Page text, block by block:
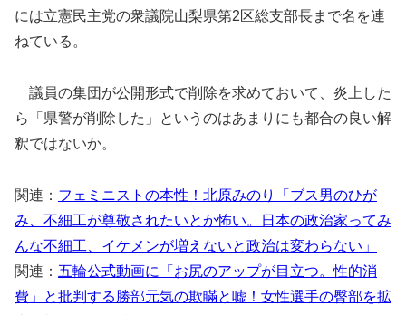
には立憲民主党の衆議院山梨県第2区総支部長まで名を連
ねている。
議員の集団が公開形式で削除を求めておいて、炎上した
ら「県警が削除した」というのはあまりにも都合の良い解
釈ではないか。
関連： フェミニストの本性！北原みのり「ブス男のひが
み、不細工が尊敬されたいとか怖い。日本の政治家ってみ
んな不細工、イケメンが増えないと政治は変わらない」
関連： 五輪公式動画に「お尻のアップが目立つ。性的消
費」と批判する勝部元気の欺瞞と嘘！女性選手の臀部を拡